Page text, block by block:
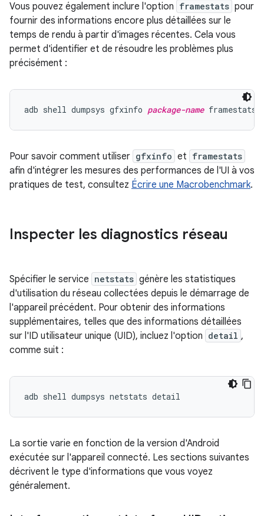
Vous pouvez également inclure l'option framestats pour
fournir des informations encore plus détaillées sur le
temps de rendu à partir d'images récentes. Cela vous
permet d'identifier et de résoudre les problèmes plus
précisément :
adb shell dumpsys gfxinfo package-name
Pour savoir comment utiliser gfxinfo et framestats
afin d'intégrer les mesures des performances de l'UI à vos
pratiques de test, consultez Écrire une Macrobenchmark.
Inspecter les diagnostics réseau
Spécifier le service netstats génère les statistiques
d'utilisation du réseau collectées depuis le démarrage de
l'appareil précédent. Pour obtenir des informations
supplémentaires, telles que des informations détaillées
sur l'ID utilisateur unique (UID), incluez l'option detail ,
comme suit :
La sortie varie en fonction de la version d'Android
exécutée sur l'appareil connecté. Les sections suivantes
décrivent le type d'informations que vous voyez
généralement.